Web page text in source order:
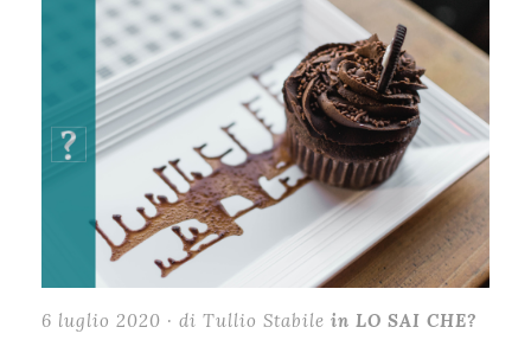
6 luglio 2020 · di Tullio Stabile in LO SAI CHE?